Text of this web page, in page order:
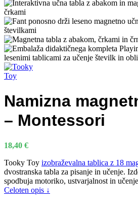
Namizna
– Montessori
18,40 €
Tooky Toy izobraževalna tablica z 18
dvostranska tabla za pisanje in učenje.
spodbuja motoriko, ustvarjalnost in
Celoten opis ↓